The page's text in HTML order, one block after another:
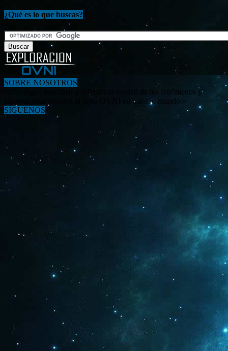
¿Qué es lo que buscas?
SOBRE NOSOTROS
«Investigar, descubrir y difundir la verdad de los fenómenos y
enigmas relacionados al tema OVNI en nuestro mundo.»
SÍGUENOS